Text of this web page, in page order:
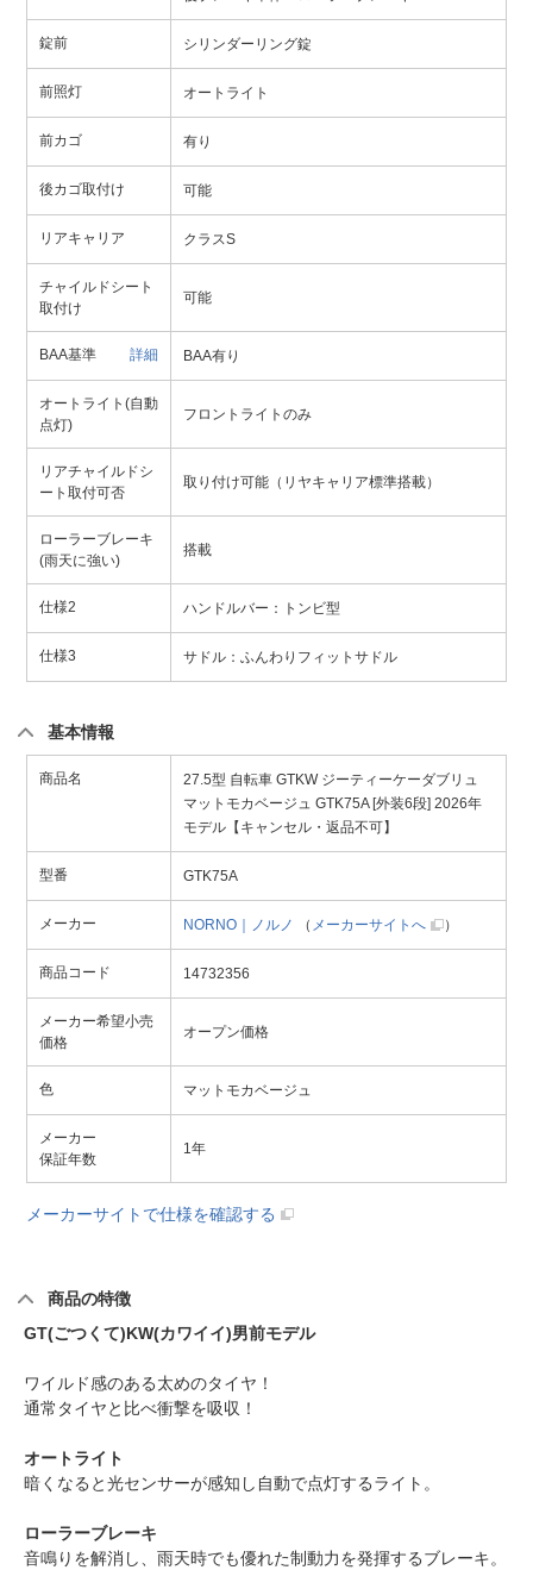
錠前 シリンダーリング錠
前照灯 オートライト
前カゴ 有り
後カゴ取付け 可能
リアキャリア クラスS
チャイルドシート
取付け
可能
BAA基準 詳細 BAA有り
オートライト(自動
点灯)
フロントライトのみ
リアチャイルドシ
ート取付可否
取り付け可能（リヤキャリア標準搭載）
ローラーブレーキ
(雨天に強い)
搭載
仕様2 ハンドルバー：トンビ型
仕様3 サドル：ふんわりフィットサドル
基本情報
商品名
27.5型 自転車 GTKW ジーティーケーダブリュ
マットモカベージュ GTK75A [外装6段] 2026年
モデル【キャンセル・返品不可】
型番 GTK75A
メーカー NORNO｜ノルノ （ メーカーサイトへ ）
商品コード 14732356
メーカー希望小売
価格
オープン価格
色 マットモカベージュ
メーカー
保証年数
1年
メーカーサイトで仕様を確認する
商品の特徴
GT(ごつくて)KW(カワイイ)男前モデル
ワイルド感のある太めのタイヤ！
通常タイヤと比べ衝撃を吸収！
オートライト
暗くなると光センサーが感知し自動で点灯するライト。
ローラーブレーキ
音鳴りを解消し、雨天時でも優れた制動力を発揮するブレーキ。